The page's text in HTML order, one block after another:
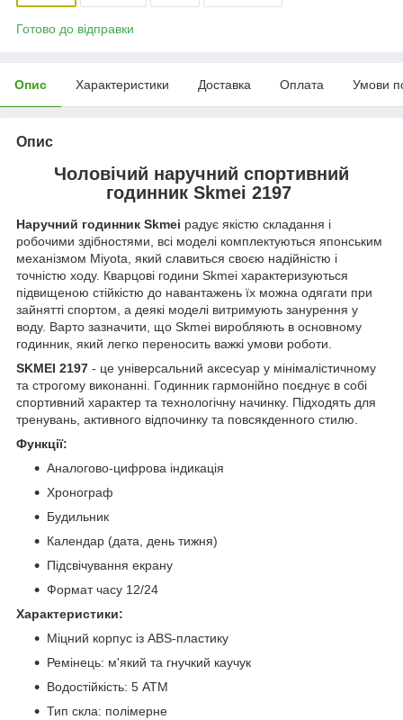
Готово до відправки
Опис Характеристики Доставка Оплата Умови
Опис
Чоловічий наручний спортивний
годинник Skmei 2197
Наручний годинник Skmei радує якістю складання і
робочими здібностями, всі моделі комплектуються японським
механізмом Miyota, який славиться своєю надійністю і
точністю ходу. Кварцові години Skmei характеризуються
підвищеною стійкістю до навантажень їх можна одягати при
зайнятті спортом, а деякі моделі витримують занурення у
воду. Варто зазначити, що Skmei виробляють в основному
годинник, який легко переносить важкі умови роботи.
SKMEI 2197 - це універсальний аксесуар у мінімалістичному
та строгому виконанні. Годинник гармонійно поєднує в собі
спортивний характер та технологічну начинку. Підходять для
тренувань, активного відпочинку та повсякденного стилю.
Функції:
Аналогово-цифрова індикація
Хронограф
Будильник
Календар (дата, день тижня)
Підсвічування екрану
Формат часу 12/24
Характеристики:
Міцний корпус із ABS-пластику
Ремінець: м'який та гнучкий каучук
Водостійкість: 5 АТМ
Тип скла: полімерне